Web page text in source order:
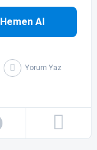
Hemen Al
Yorum Yaz